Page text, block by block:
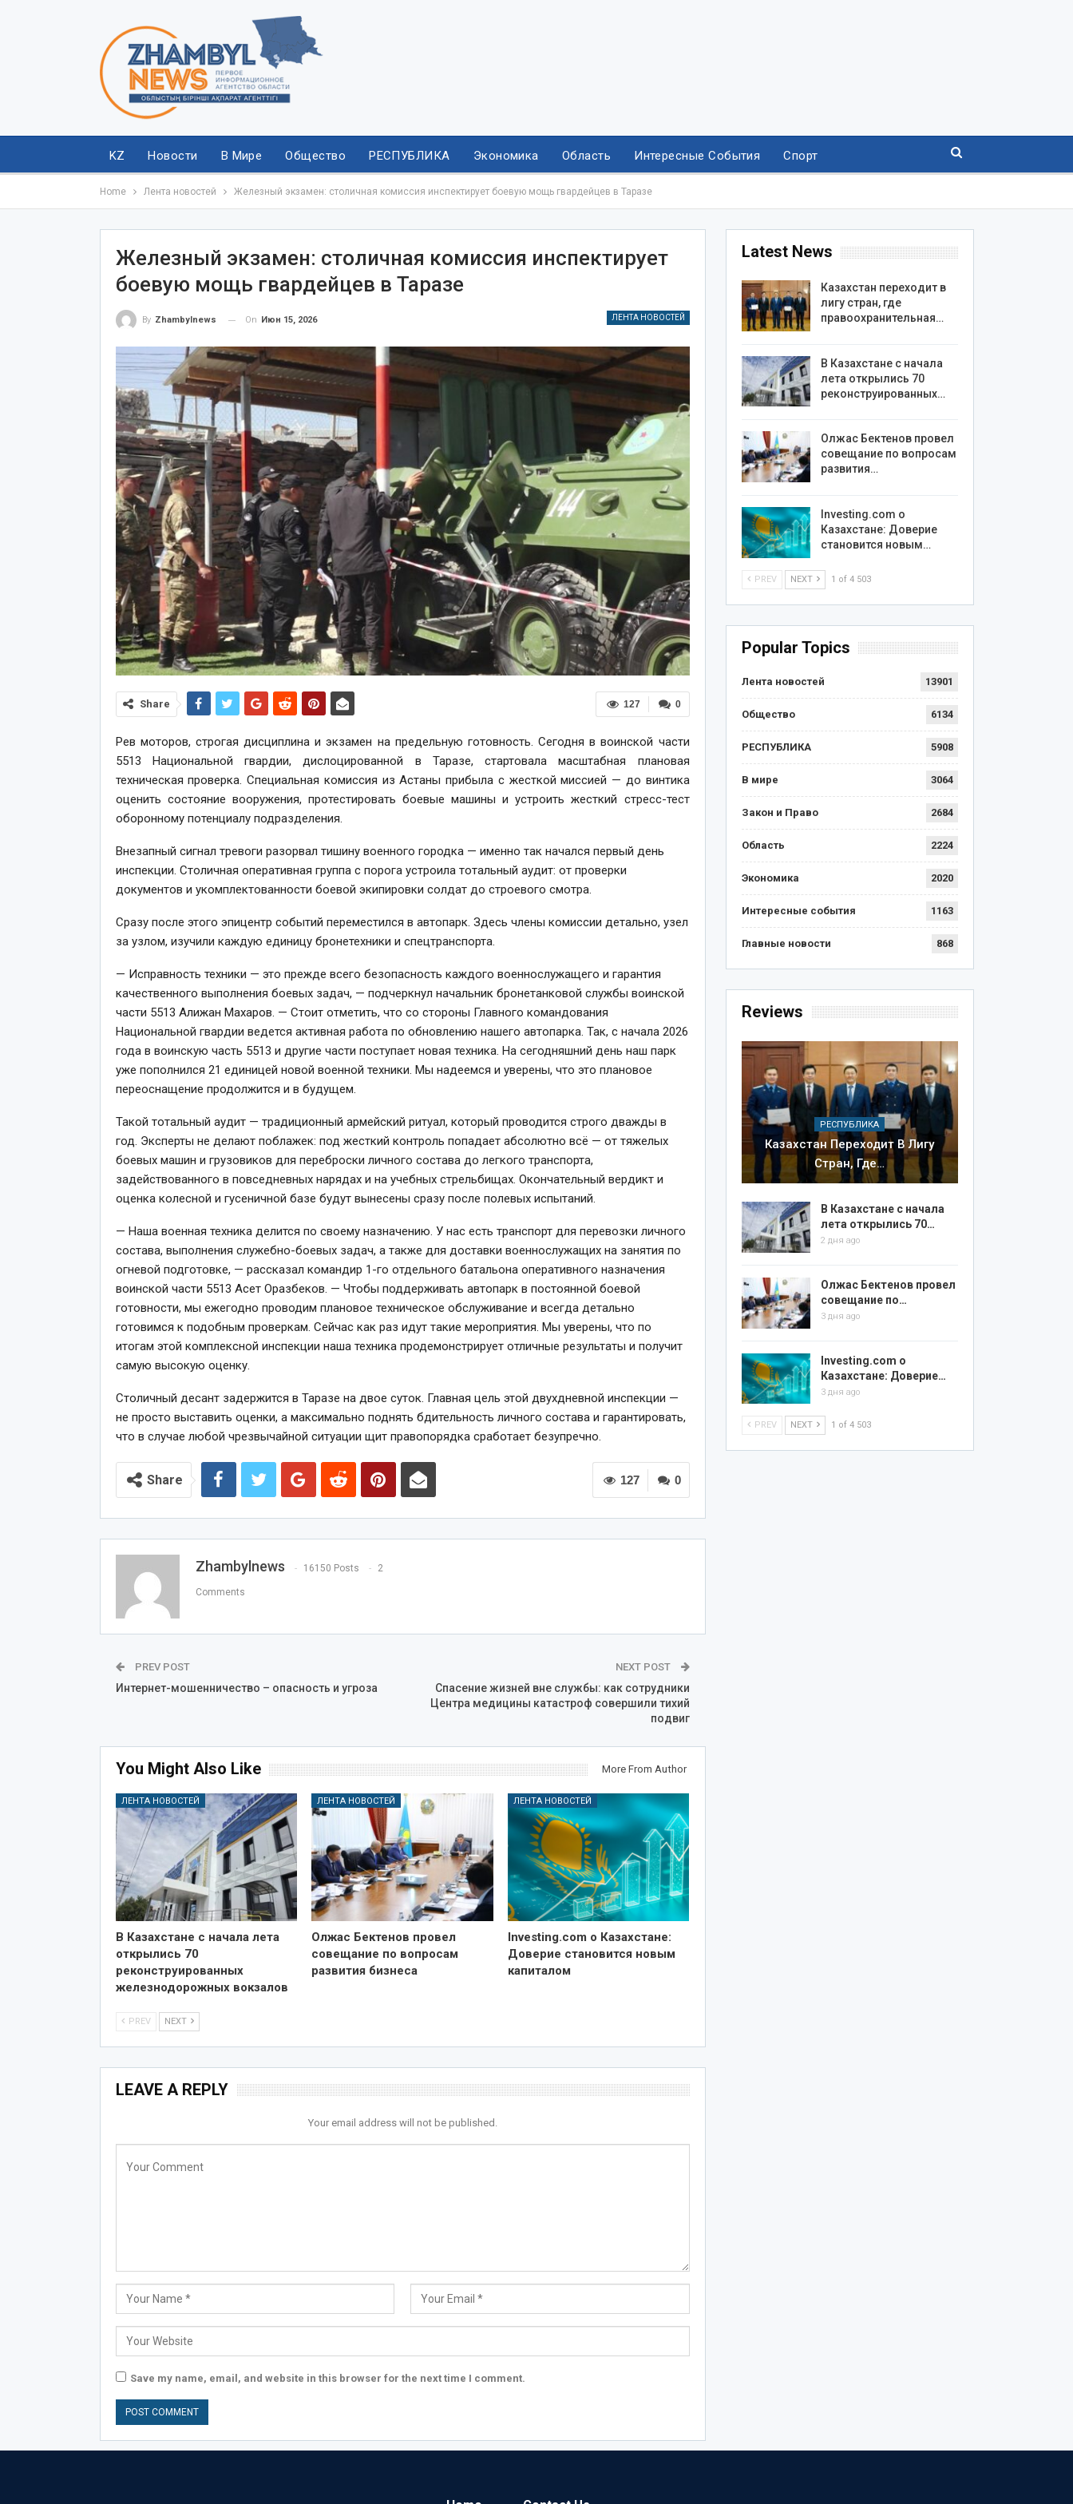
KZ Новости В Мире Общество РЕСПУБЛИКА Экономика Область Интересные События Спорт
Home Лента новостей Железный экзамен: столичная комиссия инспектирует боевую мощь гвардейцев в Таразе
Железный экзамен: столичная комиссия инспектирует
боевую мощь гвардейцев в Таразе
ЛЕНТА НОВОСТЕЙ
By Zhambylnews On Июн 15, 2026
0
127
Share
Рев моторов, строгая дисциплина и экзамен на предельную готовность. Сегодня в воинской части
5513 Национальной гвардии, дислоцированной в Таразе, стартовала масштабная плановая
техническая проверка. Специальная комиссия из Астаны прибыла с жесткой миссией — до винтика
оценить состояние вооружения, протестировать боевые машины и устроить жесткий стресс-тест
оборонному потенциалу подразделения.
Внезапный сигнал тревоги разорвал тишину военного городка — именно так начался первый день
инспекции. Столичная оперативная группа с порога устроила тотальный аудит: от проверки
документов и укомплектованности боевой экипировки солдат до строевого смотра.
Сразу после этого эпицентр событий переместился в автопарк. Здесь члены комиссии детально, узел
за узлом, изучили каждую единицу бронетехники и спецтранспорта.
— Исправность техники — это прежде всего безопасность каждого военнослужащего и гарантия
качественного выполнения боевых задач, — подчеркнул начальник бронетанковой службы воинской
части 5513 Алижан Махаров. — Стоит отметить, что со стороны Главного командования
Национальной гвардии ведется активная работа по обновлению нашего автопарка. Так, с начала 2026
года в воинскую часть 5513 и другие части поступает новая техника. На сегодняшний день наш парк
уже пополнился 21 единицей новой военной техники. Мы надеемся и уверены, что это плановое
переоснащение продолжится и в будущем.
Такой тотальный аудит — традиционный армейский ритуал, который проводится строго дважды в
год. Эксперты не делают поблажек: под жесткий контроль попадает абсолютно всё — от тяжелых
боевых машин и грузовиков для переброски личного состава до легкого транспорта,
задействованного в повседневных нарядах и на учебных стрельбищах. Окончательный вердикт и
оценка колесной и гусеничной базе будут вынесены сразу после полевых испытаний.
— Наша военная техника делится по своему назначению. У нас есть транспорт для перевозки личного
состава, выполнения служебно-боевых задач, а также для доставки военнослужащих на занятия по
огневой подготовке, — рассказал командир 1-го отдельного батальона оперативного назначения
воинской части 5513 Асет Оразбеков. — Чтобы поддерживать автопарк в постоянной боевой
готовности, мы ежегодно проводим плановое техническое обслуживание и всегда детально
готовимся к подобным проверкам. Сейчас как раз идут такие мероприятия. Мы уверены, что по
итогам этой комплексной инспекции наша техника продемонстрирует отличные результаты и получит
самую высокую оценку.
Столичный десант задержится в Таразе на двое суток. Главная цель этой двухдневной инспекции —
не просто выставить оценки, а максимально поднять бдительность личного состава и гарантировать,
что в случае любой чрезвычайной ситуации щит правопорядка сработает безупречно.
0
127
Share
Zhambylnews 16150 Posts 2
Comments
PREV POST
Интернет-мошенничество – опасность и угроза
NEXT POST
Спасение жизней вне службы: как сотрудники
Центра медицины катастроф совершили тихий
подвиг
You Might Also Like More From Author
ЛЕНТА НОВОСТЕЙ
В Казахстане с начала лета
открылись 70
реконструированных
железнодорожных вокзалов
ЛЕНТА НОВОСТЕЙ
Олжас Бектенов провел
совещание по вопросам
развития бизнеса
ЛЕНТА НОВОСТЕЙ
Investing.com о Казахстане:
Доверие становится новым
капиталом
PREV NEXT
LEAVE A REPLY
Your email address will not be published.
Save my name, email, and website in this browser for the next time I comment.
Latest News
Казахстан переходит в
лигу стран, где
правоохранительная…
В Казахстане с начала
лета открылись 70
реконструированных…
Олжас Бектенов провел
совещание по вопросам
развития…
Investing.com о
Казахстане: Доверие
становится новым…
PREV NEXT 1 of 4 503
Popular Topics
Лента новостей 13901
Общество 6134
РЕСПУБЛИКА 5908
В мире 3064
Закон и Право 2684
Область 2224
Экономика 2020
Интересные события 1163
Главные новости 868
Reviews
РЕСПУБЛИКА
Казахстан Переходит В Лигу
Стран, Где…
В Казахстане с начала
лета открылись 70…
2 дня ago
Олжас Бектенов провел
совещание по…
3 дня ago
Investing.com о
Казахстане: Доверие…
3 дня ago
PREV NEXT 1 of 4 503